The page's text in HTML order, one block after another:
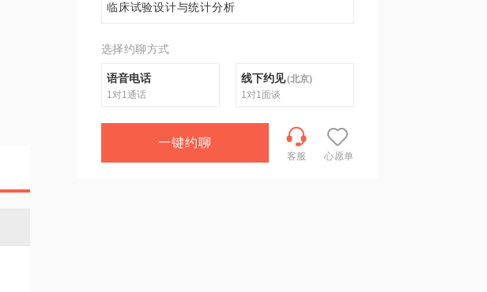
临床试验设计与统计分析
选择约聊方式
语音电话
1对1通话
线下约见(北京)
1对1面谈
一键约聊
客服 心愿单